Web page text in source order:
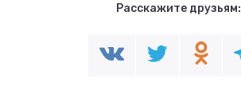
Расскажите друзьям: